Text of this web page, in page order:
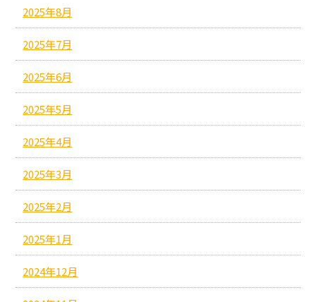
2025年8月
2025年7月
2025年6月
2025年5月
2025年4月
2025年3月
2025年2月
2025年1月
2024年12月